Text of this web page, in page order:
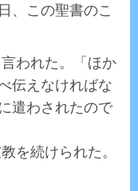
、この聖書のこ
われた。「ほか
伝えなければな
遣わされたので
を続けられた。